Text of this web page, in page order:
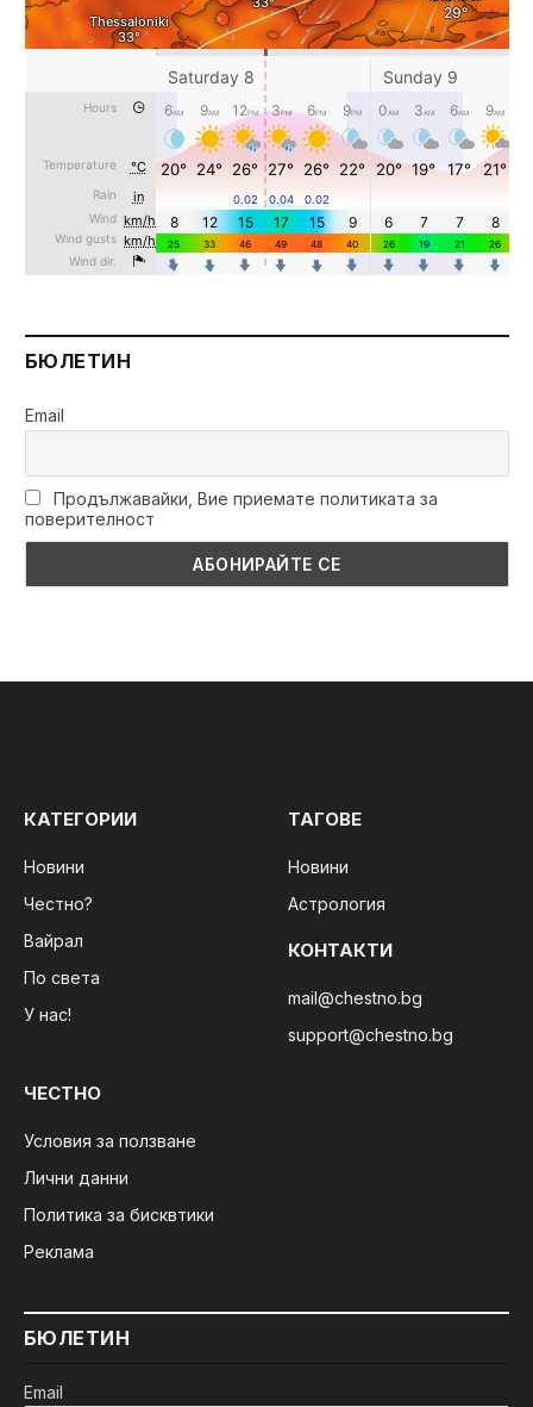
БЮЛЕТИН
Email
Продължавайки, Вие приемате политиката за
поверителност
КАТЕГОРИИ
Новини
Честно?
Вайрал
По света
У нас!
ТАГОВЕ
Новини
Астрология
КОНТАКТИ
mail@chestno.bg
support@chestno.bg
ЧЕСТНО
Условия за ползване
Лични данни
Политика за бисквтики
Реклама
БЮЛЕТИН
Email